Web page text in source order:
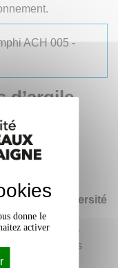
ACH 005 -
d’argile
du
à l'Université
du
du Proche-
des sciences
donne le
activer